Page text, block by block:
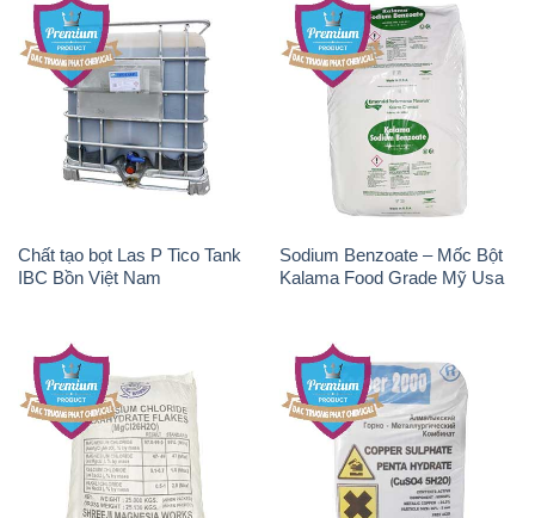
Chất tạo bọt Las P Tico Tank
IBC Bồn Việt Nam
Sodium Benzoate – Mốc Bột
Kalama Food Grade Mỹ Usa
Magie Clorua – MGCL2 Dạng
Vảy Shreeji Magnesia Works
Ấn Độ India
CuSO4 – Đồng Sunfat Nga